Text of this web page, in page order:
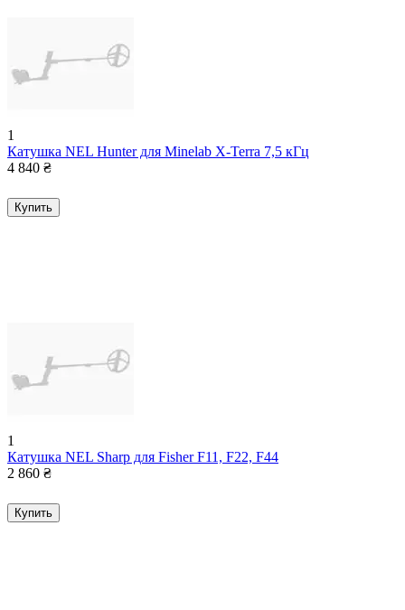
1
Катушка NEL Hunter для Minelab X-Terra 7,5 кГц
4 840 ₴
Купить
1
Катушка NEL Sharp для Fisher F11, F22, F44
2 860 ₴
Купить